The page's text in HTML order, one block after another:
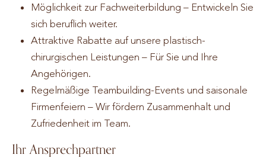
Möglichkeit zur Fachweiterbildung – Entwickeln Sie
sich beruflich weiter.
Attraktive Rabatte auf unsere plastisch-
chirurgischen Leistungen – Für Sie und Ihre
Angehörigen.
Regelmäßige Teambuilding-Events und saisonale
Firmenfeiern – Wir fördern Zusammenhalt und
Zufriedenheit im Team.
Ihr Ansprechpartner